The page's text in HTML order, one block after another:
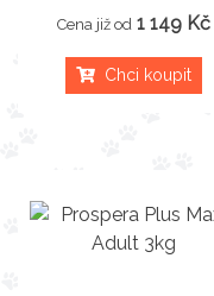
Cena již od 1 149 Kč
Chci koupit